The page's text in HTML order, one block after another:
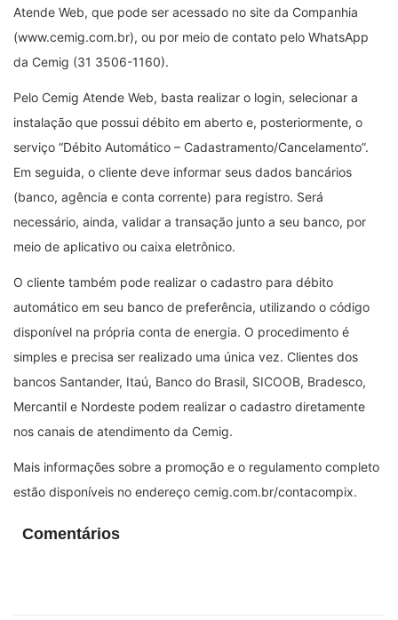
Atende Web, que pode ser acessado no site da Companhia
(www.cemig.com.br), ou por meio de contato pelo WhatsApp
da Cemig (31 3506-1160).
Pelo Cemig Atende Web, basta realizar o login, selecionar a
instalação que possui débito em aberto e, posteriormente, o
serviço “Débito Automático – Cadastramento/Cancelamento”.
Em seguida, o cliente deve informar seus dados bancários
(banco, agência e conta corrente) para registro. Será
necessário, ainda, validar a transação junto a seu banco, por
meio de aplicativo ou caixa eletrônico.
O cliente também pode realizar o cadastro para débito
automático em seu banco de preferência, utilizando o código
disponível na própria conta de energia. O procedimento é
simples e precisa ser realizado uma única vez. Clientes dos
bancos Santander, Itaú, Banco do Brasil, SICOOB, Bradesco,
Mercantil e Nordeste podem realizar o cadastro diretamente
nos canais de atendimento da Cemig.
Mais informações sobre a promoção e o regulamento completo
estão disponíveis no endereço cemig.com.br/contacompix.
Comentários